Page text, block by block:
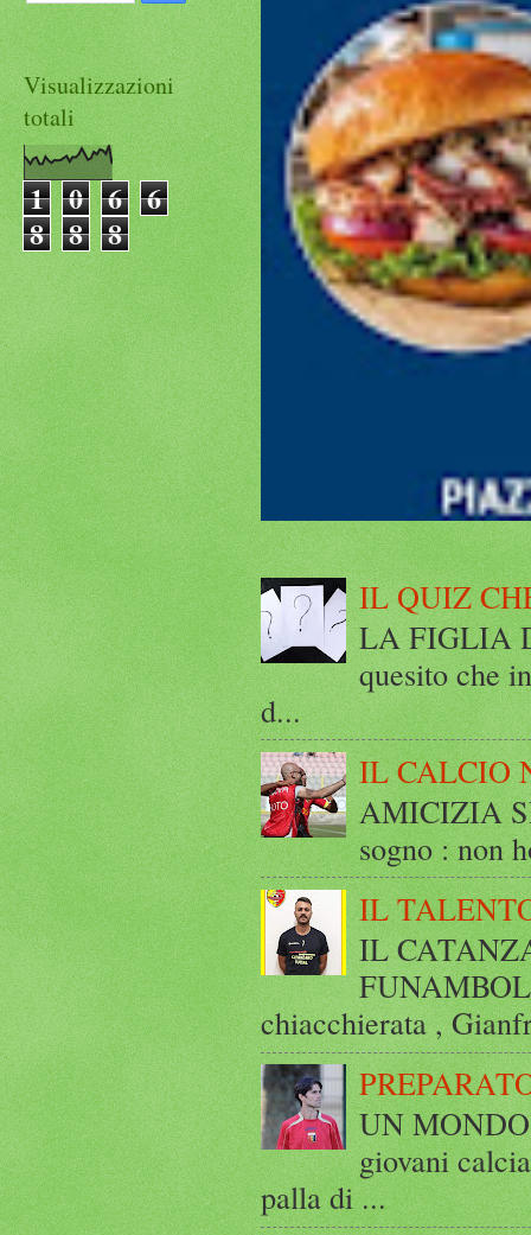
IL QUIZ
LA FIGLIA
quesito che
d...
IL CALCIO
AMICIZIA
sogno : non
IL
IL
chiacchierata ,
UN
giovani
palla di ...
Visualizzazioni
totali
1 0 6 6
8 8 8